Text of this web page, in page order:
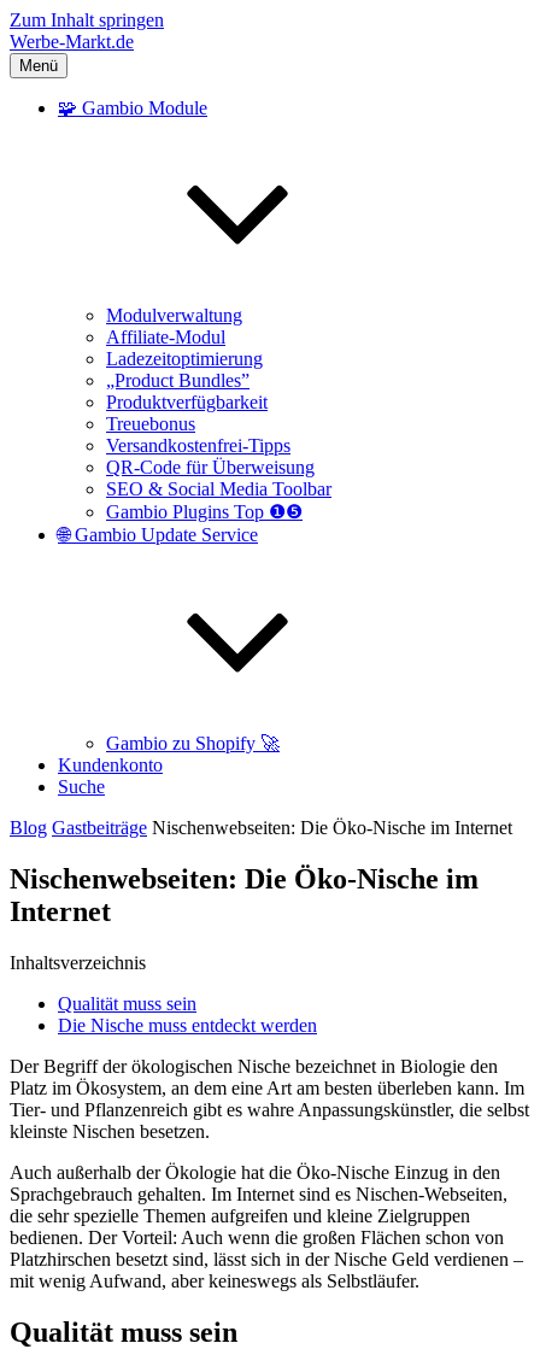
Zum Inhalt springen
Werbe-Markt.de
Menü
🧩 Gambio Module
Modulverwaltung
Affiliate-Modul
Ladezeitoptimierung
„Product Bundles”
Produktverfügbarkeit
Treuebonus
Versandkostenfrei-Tipps
QR-Code für Überweisung
SEO & Social Media Toolbar
Gambio Plugins Top ❶❺
🌐 Gambio Update Service
Gambio zu Shopify 🚀
Kundenkonto
Suche
Blog Gastbeiträge Nischenwebseiten: Die Öko-Nische im Internet
Nischenwebseiten: Die Öko-Nische im
Internet
Inhaltsverzeichnis
Qualität muss sein
Die Nische muss entdeckt werden
Der Begriff der ökologischen Nische bezeichnet in Biologie den
Platz im Ökosystem, an dem eine Art am besten überleben kann. Im
Tier- und Pflanzenreich gibt es wahre Anpassungskünstler, die selbst
kleinste Nischen besetzen.
Auch außerhalb der Ökologie hat die Öko-Nische Einzug in den
Sprachgebrauch gehalten. Im Internet sind es Nischen-Webseiten,
die sehr spezielle Themen aufgreifen und kleine Zielgruppen
bedienen. Der Vorteil: Auch wenn die großen Flächen schon von
Platzhirschen besetzt sind, lässt sich in der Nische Geld verdienen –
mit wenig Aufwand, aber keineswegs als Selbstläufer.
Qualität muss sein